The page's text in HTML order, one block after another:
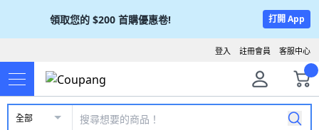
領取您的 $200 首購優惠卷! 打開 App
客服中心
註冊會員
登入
全部